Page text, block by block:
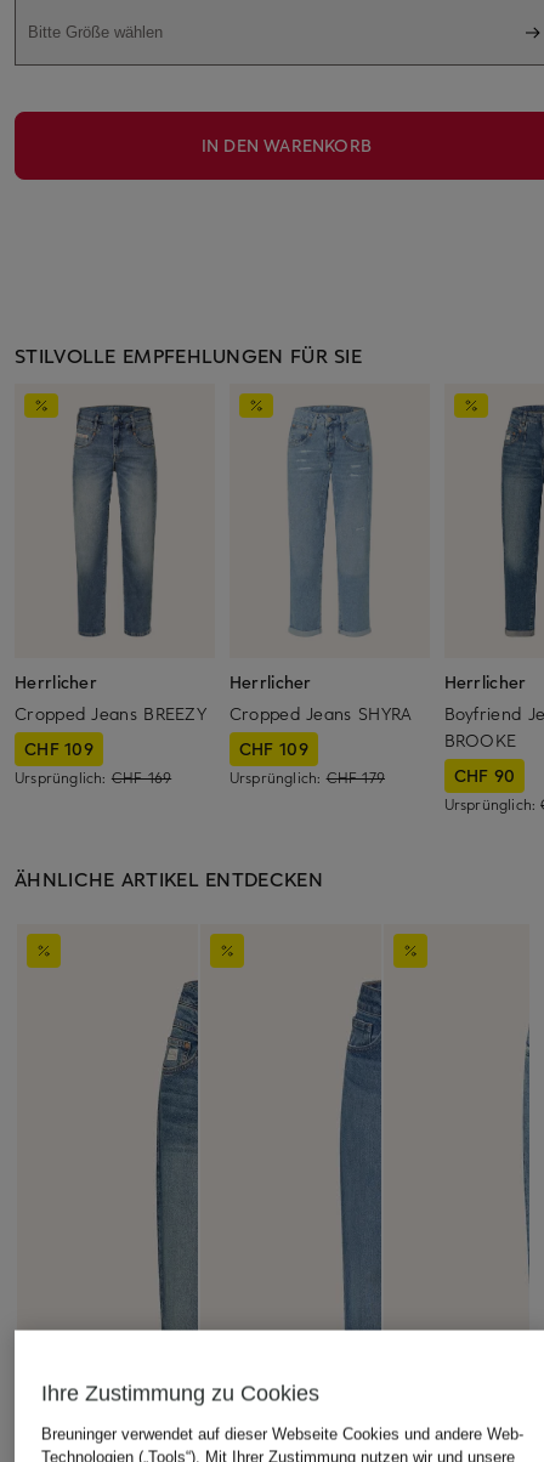
Bitte Größe wählen
IN DEN WARENKORB
STILVOLLE EMPFEHLUNGEN FÜR SIE
Herrlicher
Cropped Jeans BREEZY
CHF 109
Ursprünglich: CHF 169
Herrlicher
Cropped Jeans SHYRA
CHF 109
Ursprünglich:CHF 179
Herrlicher
Boyfriend
BROOKE
CHF 90
Ursprünglich:
ÄHNLICHE ARTIKEL ENTDECKEN
Ihre Zustimmung zu Cookies
Breuninger verwendet auf dieser Webseite Cookies und andere Web-
Technologien („Tools“). Mit Ihrer Zustimmung nutzen wir und unsere